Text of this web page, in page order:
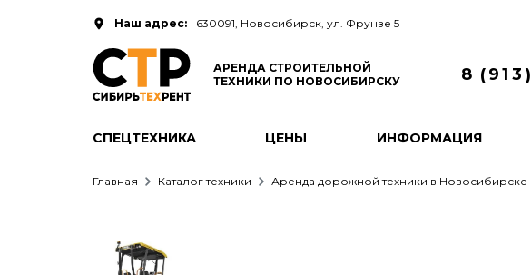
Наш адрес: 630091, Новосибирск, ул. Фрунзе 5
АРЕНДА СТРОИТЕЛЬНОЙ
ТЕХНИКИ ПО НОВОСИБИРСКУ
8 ( 91 3 )
СПЕЦТЕХНИКА ЦЕНЫ ИНФОРМАЦИЯ
Главная Каталог техники Аренда дорожной техники в Новосибирске